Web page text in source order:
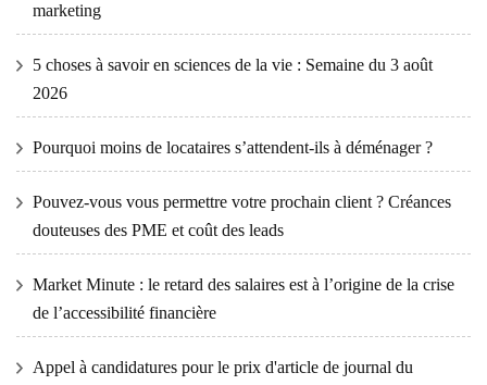
marketing
5 choses à savoir en sciences de la vie : Semaine du 3 août
2026
Pourquoi moins de locataires s’attendent-ils à déménager ?
Pouvez-vous vous permettre votre prochain client ? Créances
douteuses des PME et coût des leads
Market Minute : le retard des salaires est à l’origine de la crise
de l’accessibilité financière
Appel à candidatures pour le prix d'article de journal du